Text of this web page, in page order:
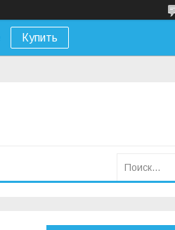
Купить